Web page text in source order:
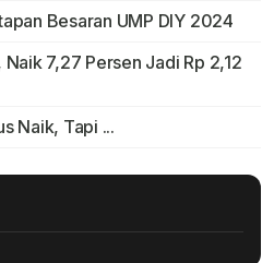
Besaran UMP DIY 2024
7,27 Persen Jadi Rp 2,12
Naik, Tapi ...